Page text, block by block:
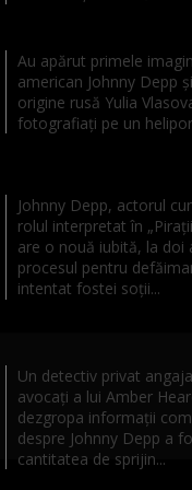
Au apărut primele
american Johnny Depp
origine rusă Yulia
fotografiați pe un
Johnny Depp, actorul
rolul interpretat în
are o nouă iubită, la doi
procesul pentru
intentat fostei soții...
Un detectiv privat
avocați a lui Amber
dezgropa informații
despre Johnny Depp a
cantitatea de sprijin...